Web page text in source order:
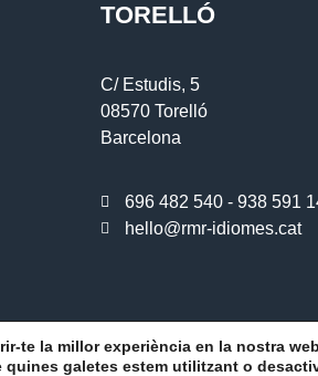
TORELLÓ
C/ Estudis, 5
08570 Torelló
Barcelona
696 482 540 - 938 591
hello@rmr-idiomes.cat
Avís legal
te la millor experiència en la nostra
quines galetes estem utilitzant o